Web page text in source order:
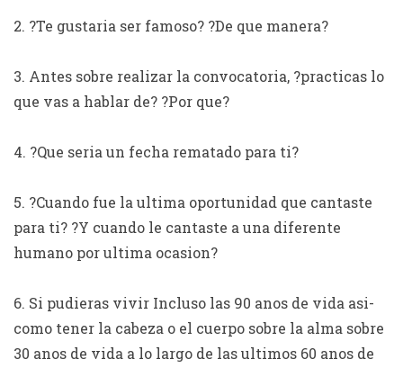
2. ?Te gustaria ser famoso? ?De que manera?
3. Antes sobre realizar la convocatoria, ?practicas lo
que vas a hablar de? ?Por que?
4. ?Que seria un fecha rematado para ti?
5. ?Cuando fue la ultima oportunidad que cantaste
para ti? ?Y cuando le cantaste a una diferente
humano por ultima ocasion?
6. Si pudieras vivir Incluso las 90 anos de vida asi­
como tener la cabeza o el cuerpo sobre la alma sobre
30 anos de vida a lo largo de las ultimos 60 anos de